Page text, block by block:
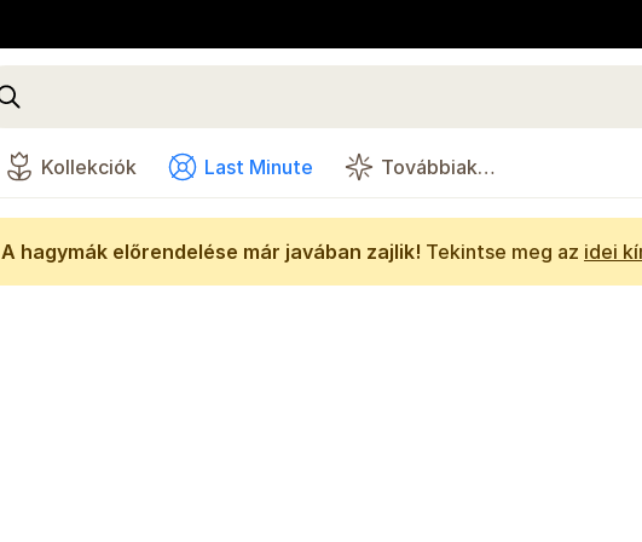
Kollekciók Last Minute Továbbiak…
A hagymák előrendelése már javában zajlik! Tekintse meg az idei